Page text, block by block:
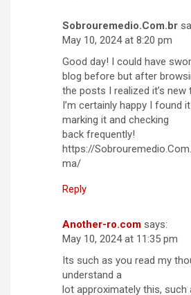
Sobrouremedio.Com.br
May 10, 2024 at 8:20 pm
Good day! I could have
blog before but after
the posts I realized it’s new
I’m certainly happy I found
marking it and checking
back frequently!
https://
ma/
Reply
Another-ro.com says:
May 10, 2024 at 11:35 pm
Its such as you read my
understand a
lot approximately this, such